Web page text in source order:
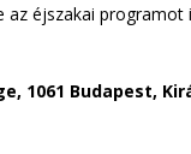
éjszakai
1061 Budapest,